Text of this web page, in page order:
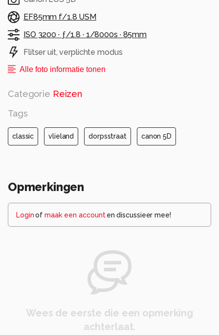
EF85mm f/1.8 USM
ISO 3200 · ƒ/1.8 · 1/8000s · 85mm
Flitser uit, verplichte modus
Alle foto informatie tonen
Categorie Reizen
Tags
classic vlieland dorpsstraat canon 5D
Opmerkingen
Loginof maak een account en discussieer mee!
Wees de eerste die een opmerking
achterlaat.